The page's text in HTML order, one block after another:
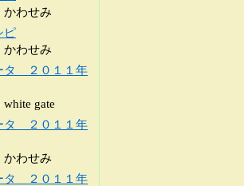
かわせみ
ピ
かわせみ
タ ２０１１年
gate
タ ２０１１年
かわせみ
タ ２０１１年